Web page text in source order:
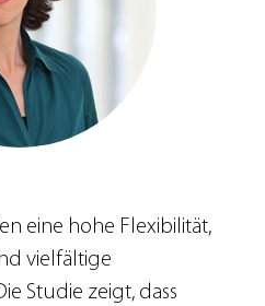
eine hohe Flexibilität,
vielfältige
Studie zeigt, dass